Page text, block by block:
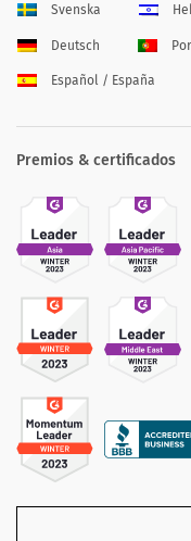
Svenska
Deutsch
Español / España
Premios & certificados